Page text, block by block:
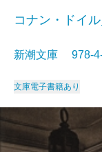
コナン・ドイ
新潮文庫 978-
文庫電子書籍あり